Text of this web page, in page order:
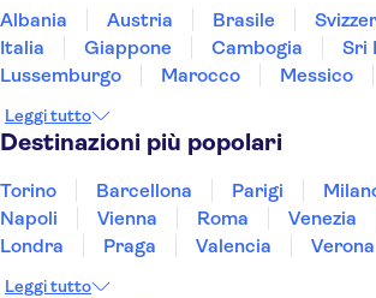
Liverpool crociera sul fiume
Houses
Albania Austria Brasile
Italia
Giappone Cambogia
Sri
Lussemburgo
Marocco Messico
Tunisia
Turchia Vietnam
Leggi tutto
Destinazioni più popolari
Torino Barcellona Parigi
Napoli
Vienna Roma Venezia
Londra
Praga Valencia
Verona
Leggi tutto